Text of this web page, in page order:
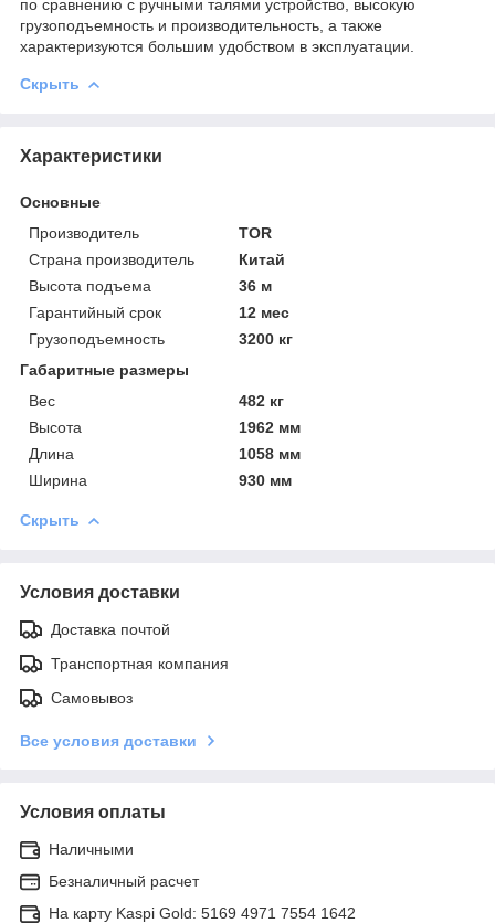
по сравнению с ручными талями устройство, высокую
грузоподъемность и производительность, а также
характеризуются большим удобством в эксплуатации.
Скрыть
Характеристики
Основные
Производитель
TOR
Страна производитель
Китай
Высота подъема
36 м
Гарантийный срок
12 мес
Грузоподъемность
3200 кг
Габаритные размеры
Вес
482 кг
Высота
1962 мм
Длина
1058 мм
Ширина
930 мм
Скрыть
Условия доставки
Доставка почтой
Транспортная компания
Самовывоз
Все условия доставки
Условия оплаты
Наличными
Безналичный расчет
На карту Kaspi Gold: 5169 4971 7554 1642